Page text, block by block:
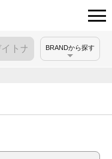
BRANDから探す